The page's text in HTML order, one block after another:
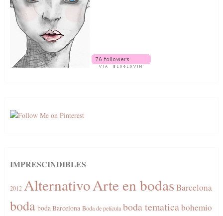
IMPRESCINDIBLES
2012 AlternativoArte en bodas Barcelona
boda boda Barcelona Boda de película boda tematicabohemio